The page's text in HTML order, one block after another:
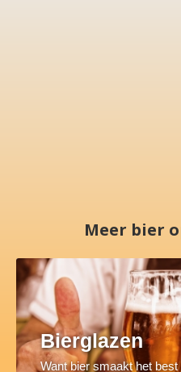
Meer bier
Bierglazen
Want bier smaakt het best